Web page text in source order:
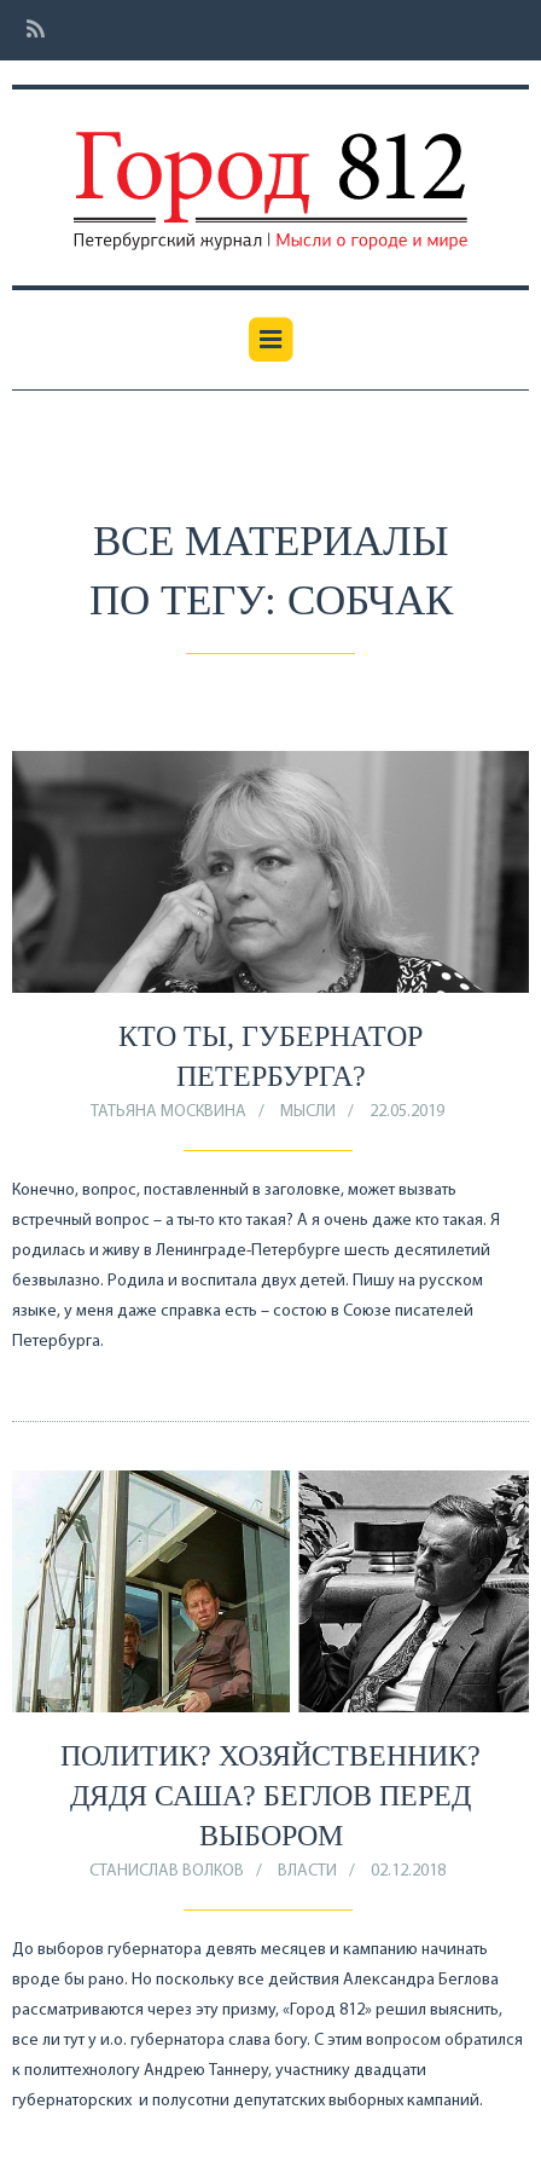
ВСЕ МАТЕРИАЛЫ
ПО ТЕГУ: СОБЧАК
КТО ТЫ, ГУБЕРНАТОР
ПЕТЕРБУРГА?
ТАТЬЯНА МОСКВИНА МЫСЛИ 22.05.2019
Конечно, вопрос, поставленный в заголовке, может вызвать
встречный вопрос – а ты-то кто такая? А я очень даже кто такая. Я
родилась и живу в Ленинграде-Петербурге шесть десятилетий
безвылазно. Родила и воспитала двух детей. Пишу на русском
языке, у меня даже справка есть – состою в Союзе писателей
Петербурга.
ПОЛИТИК? ХОЗЯЙСТВЕННИК?
ДЯДЯ САША? БЕГЛОВ ПЕРЕД
ВЫБОРОМ
СТАНИСЛАВ ВОЛКОВ ВЛАСТИ 02.12.2018
До выборов губернатора девять месяцев и кампанию начинать
вроде бы рано. Но поскольку все действия Александра Беглова
рассматриваются через эту призму, «Город 812» решил выяснить,
все ли тут у и.о. губернатора слава богу. С этим вопросом обратился
к политтехнологу Андрею Таннеру, участнику двадцати
губернаторских и полусотни депутатских выборных кампаний.